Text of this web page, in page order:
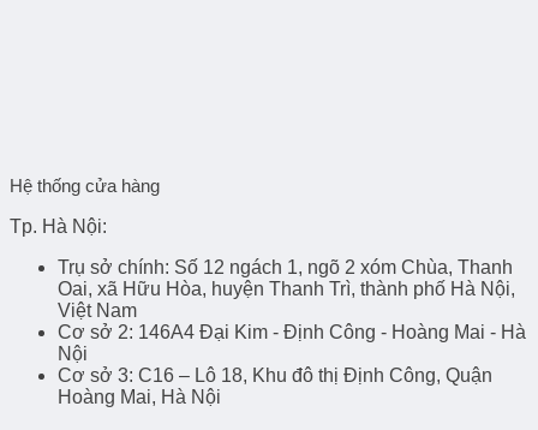
Hệ thống cửa hàng
Tp. Hà Nội:
Trụ sở chính: Số 12 ngách 1, ngõ 2 xóm Chùa, Thanh
Oai, xã Hữu Hòa, huyện Thanh Trì, thành phố Hà Nội,
Việt Nam
Cơ sở 2: 146A4 Đại Kim - Định Công - Hoàng Mai - Hà
Nội
Cơ sở 3: C16 – Lô 18, Khu đô thị Định Công, Quận
Hoàng Mai, Hà Nội